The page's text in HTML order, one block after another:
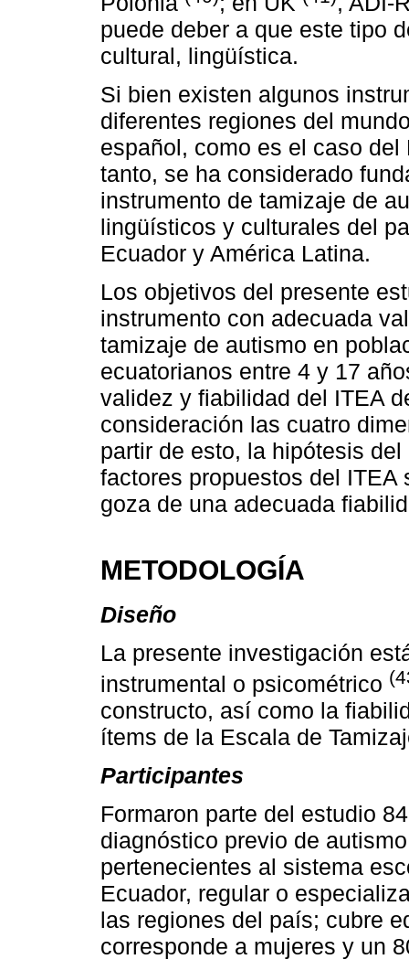
puede deber a que este tipo
cultural, lingüística.
Si bien existen algunos
diferentes regiones del
español, como es el caso
tanto, se ha considerado
instrumento de tamizaje de
lingüísticos y culturales del
Ecuador y América Latina.
Los objetivos del presente
instrumento con adecuada
tamizaje de autismo en
ecuatorianos entre 4 y 17
validez y fiabilidad del ITEA
consideración las cuatro
partir de esto, la hipótesis
factores propuestos del
goza de una adecuada
METODOLOGÍA
Diseño
La presente investigación
instrumental o psicométrico
constructo, así como la
ítems de la Escala de
Participantes
Formaron parte del estudio
diagnóstico previo de
pertenecientes al sistema
Ecuador, regular o
las regiones del país; cubre
corresponde a mujeres y un